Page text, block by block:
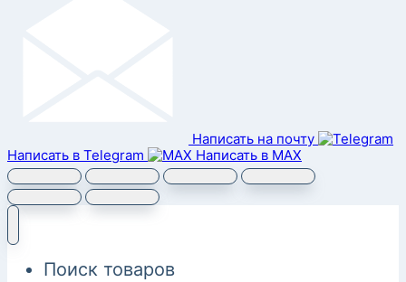
Написать на почту
Написать в Telegram
Написать в MAX
Поиск товаров